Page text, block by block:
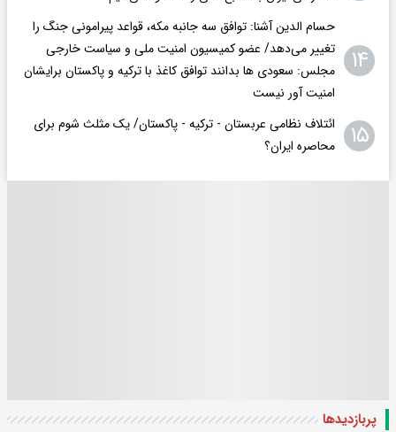
۱۴
حسام الدین آشنا: توافق سه جانبه مکه، قواعد پیرامونی جنگ را
تغییر می‌دهد/ عضو کمیسیون امنیت ملی و سیاست خارجی
مجلس: سعودی ها بدانند توافق کاغذ با ترکیه و پاکستان برایشان
امنیت آور نیست
۱۵
ائتلاف نظامی عربستان - ترکیه - پاکستان/ یک مثلث شوم برای
محاصره ایران؟
پربازدید‌ها